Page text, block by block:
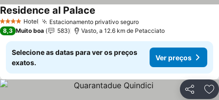
4 EstrelasHotel Estacionamento privativo seguroVer preços
Residence al Palace
8,3 Muito boa 583 Vasto, a 12.6 km de Petacciato
Selecione as datas para ver os preços
exatos.
Ver preços
Partilhar